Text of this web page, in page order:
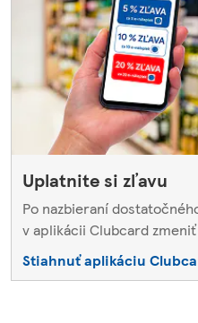
Uplatnite si zľavu
Po nazbieraní
v aplikácii Clubcard
Stiahnuť aplikáciu